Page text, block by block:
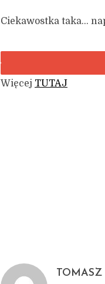
Ciekawostka taka…
Więcej TUTAJ
TOMASZ